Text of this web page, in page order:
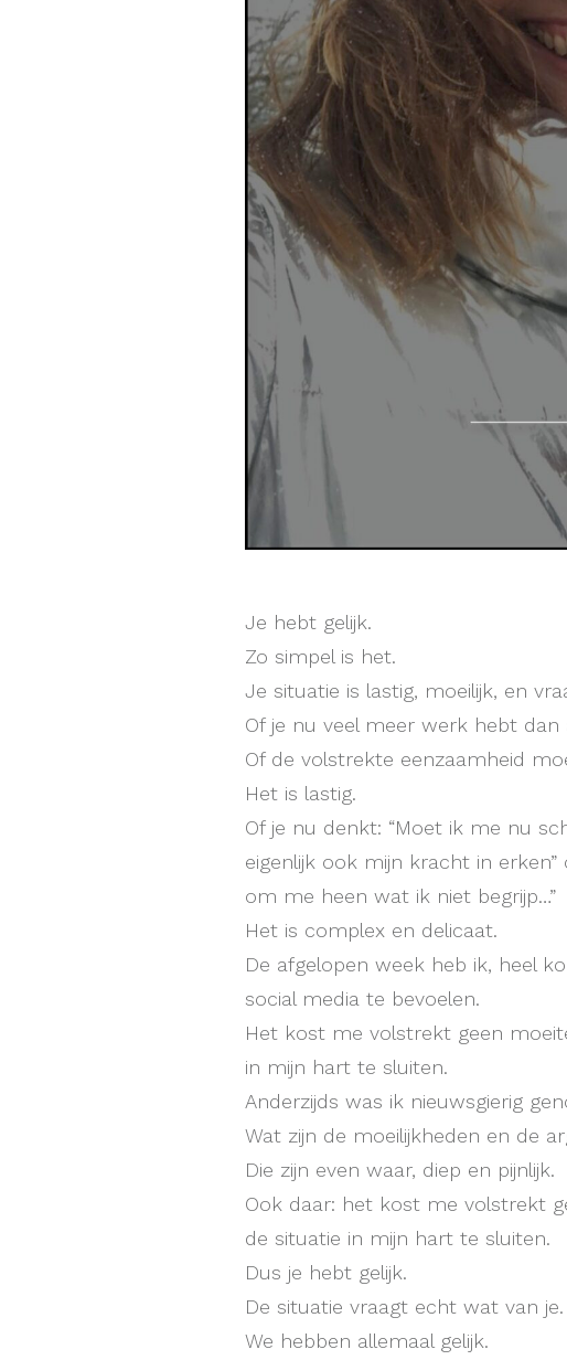
Je hebt gelijk.
Zo simpel is het.
Je situatie is lastig, moeilijk, en
Of je nu veel meer werk hebt dan
Of de volstrekte eenzaamheid
Het is lastig.
Of je nu denkt: “Moet ik me nu
eigenlijk ook mijn kracht in
om me heen wat ik niet begrijp…”
Het is complex en delicaat.
De afgelopen week heb ik, heel
social media te bevoelen.
Het kost me volstrekt geen
in mijn hart te sluiten.
Anderzijds was ik nieuwsgierig
Wat zijn de moeilijkheden en de
Die zijn even waar, diep en pijnlijk.
Ook daar: het kost me volstrekt
de situatie in mijn hart te sluiten.
Dus je hebt gelijk.
De situatie vraagt echt wat van
We hebben allemaal gelijk.